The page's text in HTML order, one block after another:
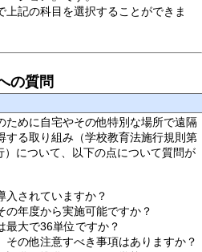
記の科目を選択することができま
の質問
ために自宅やその他特別な場所で遠隔
する取り組み（学校教育法施行規則第
について、以下の点について質問が
されていますか？
年度から実施可能ですか？
大で36単位ですか？
の他注意すべき事項はありますか？